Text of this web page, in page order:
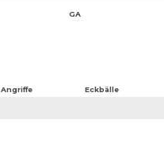
GA
Angriffe Eckbälle